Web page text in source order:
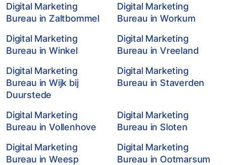
Digital Marketing
Bureau in Zaltbommel
Digital Marketing
Bureau in Workum
Digital Marketing
Bureau in Winkel
Digital Marketing
Bureau in Vreeland
Digital Marketing
Bureau in Wijk bij
Duurstede
Digital Marketing
Bureau in Staverden
Digital Marketing
Bureau in Vollenhove
Digital Marketing
Bureau in Sloten
Digital Marketing
Bureau in Weesp
Digital Marketing
Bureau in Ootmarsum